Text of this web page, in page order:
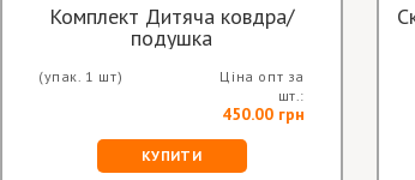
Комплект Дитяча ковдра/
подушка
(упак. 1 шт)
Ціна опт за
шт.:
450.00 грн
КУПИТИ